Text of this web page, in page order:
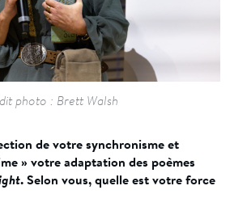
photo : Brett Walsh
de votre synchronisme et
» votre adaptation des poèmes
. Selon vous, quelle est votre force